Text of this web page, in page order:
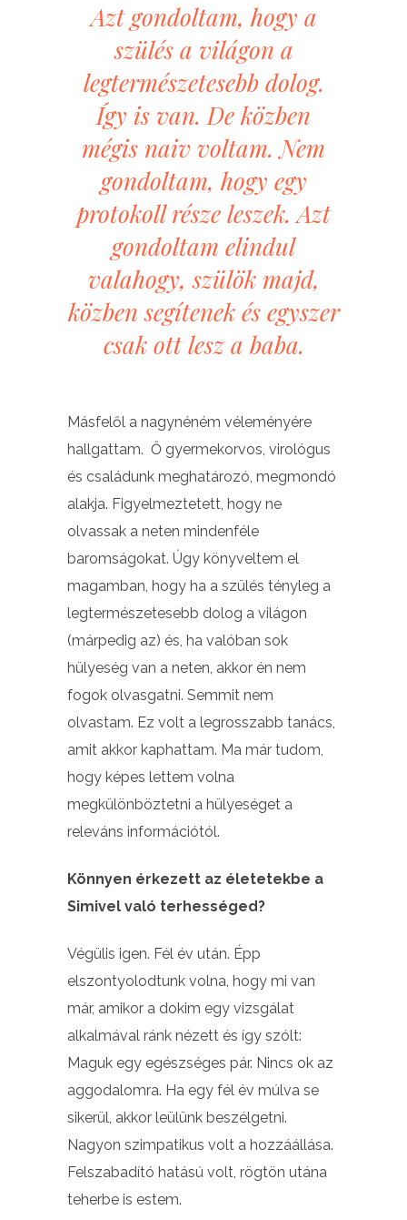
Azt gondoltam, hogy a
szülés a világon a
legtermészetesebb dolog.
Így is van. De közben
mégis naiv voltam. Nem
gondoltam, hogy egy
protokoll része leszek. Azt
gondoltam elindul
valahogy, szülök majd,
közben segítenek és egyszer
csak ott lesz a baba.
Másfelől a nagynéném véleményére
hallgattam. Ő gyermekorvos, virológus
és családunk meghatározó, megmondó
alakja. Figyelmeztetett, hogy ne
olvassak a neten mindenféle
baromságokat. Úgy könyveltem el
magamban, hogy ha a szülés tényleg a
legtermészetesebb dolog a világon
(márpedig az) és, ha valóban sok
hülyeség van a neten, akkor én nem
fogok olvasgatni. Semmit nem
olvastam. Ez volt a legrosszabb tanács,
amit akkor kaphattam. Ma már tudom,
hogy képes lettem volna
megkülönböztetni a hülyeséget a
releváns információtól.
Könnyen érkezett az életetekbe a
Simivel való terhességed?
Végülis igen. Fél év után. Épp
elszontyolodtunk volna, hogy mi van
már, amikor a dokim egy vizsgálat
alkalmával ránk nézett és így szólt:
Maguk egy egészséges pár. Nincs ok az
aggodalomra. Ha egy fél év múlva se
sikerül, akkor leülünk beszélgetni.
Nagyon szimpatikus volt a hozzáállása.
Felszabadító hatású volt, rögtön utána
teherbe is estem.